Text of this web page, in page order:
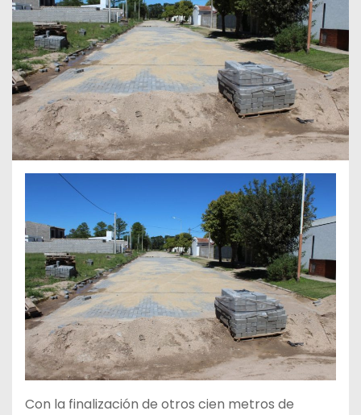
Con la finalización de otros cien metros de